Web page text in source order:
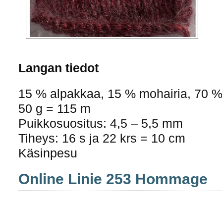
Langan tiedot
15 % alpakkaa, 15 % mohairia, 70
50 g = 115 m
Puikkosuositus: 4,5 – 5,5 mm
Tiheys: 16 s ja 22 krs = 10 cm
Käsinpesu
Online Linie 253 Hommage